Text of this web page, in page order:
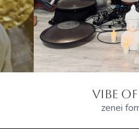
VIBE
zenei